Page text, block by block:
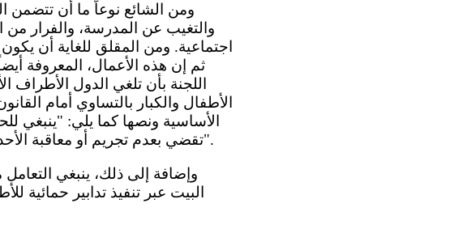
والتغيب عن المدرسة، والفرار من
اجتماعية. ومن المقلق للغاية أن
ثم إن هذه الأعمال، المعروفة أيضاً
اللجنة بأن تلغي الدول الأطراف
الأساسية ونصها كما يلي: "ينبغي
تقضي بعدم تجريم أو معاقبة الأحداث على التصرف الذي لا يعتبر جرماً ولا يعاقب عليه إذا ارتكبه الكبار".
البيت عبر تنفيذ تدابير حمائية